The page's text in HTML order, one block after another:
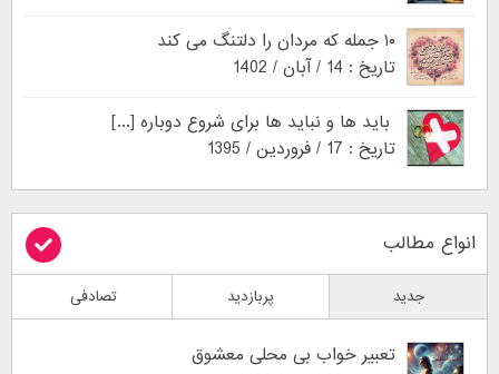
۱۰ جمله که مردان را دلتنگ می کند
تاریخ : 14 / آبان / 1402
باید ها و نباید ها برای شروع دوباره [...]
تاریخ : 17 / فروردین / 1395
انواع مطالب
جدید پربازدید تصادفی
تعبیر خواب بی محلی معشوق